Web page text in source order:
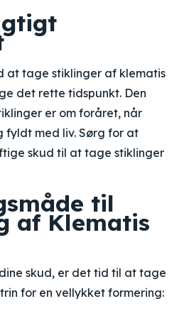
at tage stiklinger af klematis
det rette tidspunkt. Den
er om foråret, når
fyldt med liv. Sørg for at
skud til at tage stiklinger
til
af Klematis
skud, er det tid til at tage
for en vellykket formering: